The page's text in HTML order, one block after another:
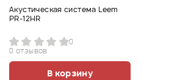
Акустическая система Leem
PR-12HR
0
0 отзывов
В корзину